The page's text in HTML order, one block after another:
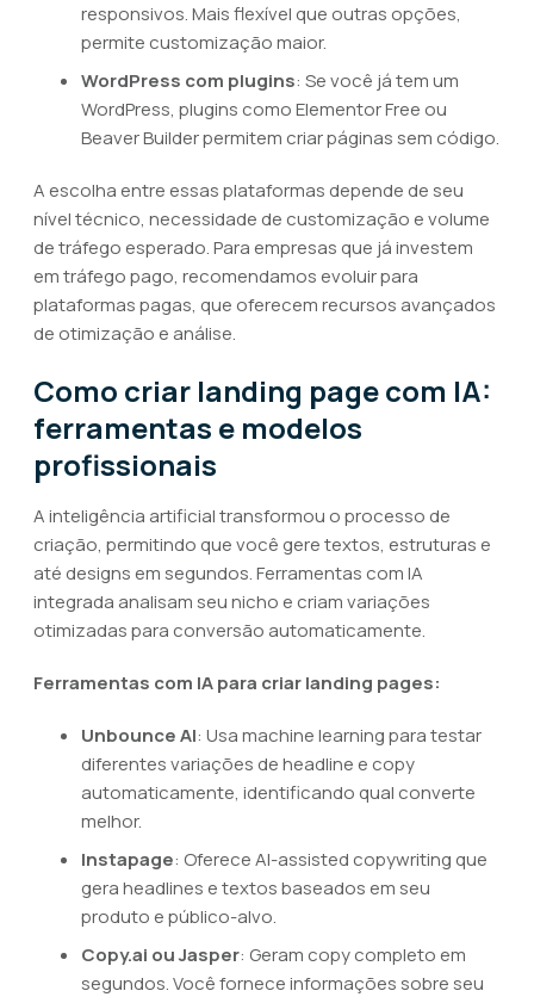
responsivos. Mais flexível que outras opções,
permite customização maior.
WordPress com plugins: Se você já tem um
WordPress, plugins como Elementor Free ou
Beaver Builder permitem criar páginas sem código.
A escolha entre essas plataformas depende de seu
nível técnico, necessidade de customização e volume
de tráfego esperado. Para empresas que já investem
em tráfego pago, recomendamos evoluir para
plataformas pagas, que oferecem recursos avançados
de otimização e análise.
Como criar landing page com IA:
ferramentas e modelos
profissionais
A inteligência artificial transformou o processo de
criação, permitindo que você gere textos, estruturas e
até designs em segundos. Ferramentas com IA
integrada analisam seu nicho e criam variações
otimizadas para conversão automaticamente.
Ferramentas com IA para criar landing pages:
Unbounce AI: Usa machine learning para testar
diferentes variações de headline e copy
automaticamente, identificando qual converte
melhor.
Instapage: Oferece AI-assisted copywriting que
gera headlines e textos baseados em seu
produto e público-alvo.
Copy.ai ou Jasper: Geram copy completo em
segundos. Você fornece informações sobre seu